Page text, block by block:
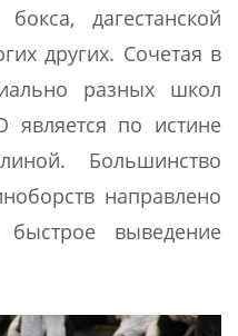
дагестанской
других. Сочетая в
разных школ
является по истине
Большинство
направлено
выведение